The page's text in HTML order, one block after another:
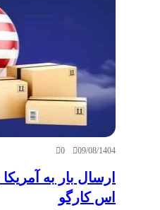
09/08/1404
0
ارسال بار به
اس کارگو